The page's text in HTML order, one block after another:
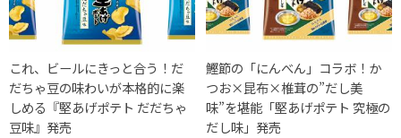
これ、ビールにきっと合う！だ
だちゃ豆の味わいが本格的に楽
しめる『堅あげポテト だだちゃ
豆味』発売
鰹節の「にんべん」コラボ！か
つお×昆布×椎茸の”だし美
味”を堪能「堅あげポテト 究極の
だし味」発売